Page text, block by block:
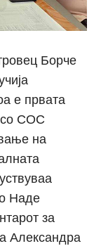
Борче
е првата
со СОС
на
Наде
за
Александра